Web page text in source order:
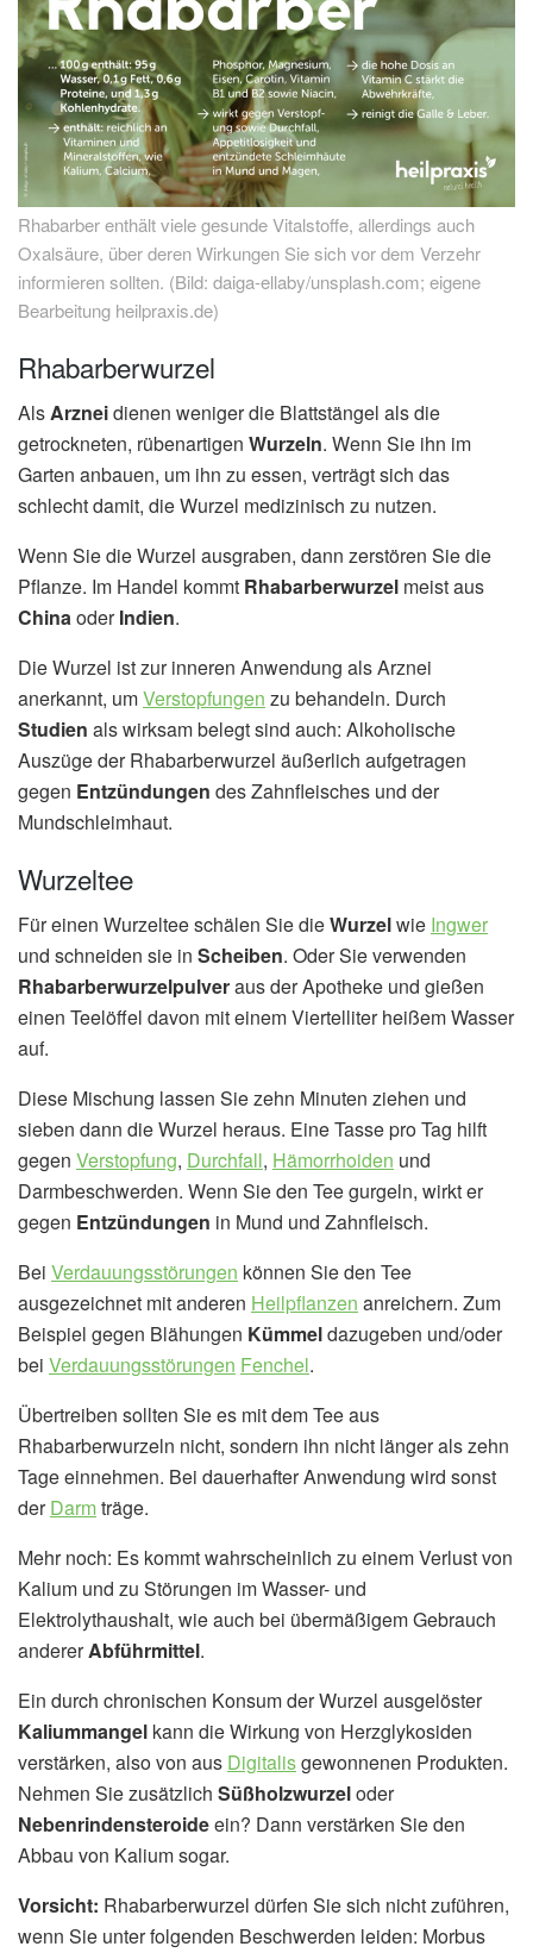
Rhabarber enthält viele gesunde Vitalstoffe, allerdings auch
Oxalsäure, über deren Wirkungen Sie sich vor dem Verzehr
informieren sollten. (Bild: daiga-ellaby/unsplash.com; eigene
Bearbeitung heilpraxis.de)
Rhabarberwurzel
AlsArzneidienen weniger die Blattstängel als die
getrockneten, rübenartigen Wurzeln. Wenn Sie ihn im
Garten anbauen, um ihn zu essen, verträgt sich das
schlecht damit, die Wurzel medizinisch zu nutzen.
Wenn Sie die Wurzel ausgraben, dann zerstören Sie die
Pflanze. Im Handel kommt Rhabarberwurzel meist aus
ChinaoderIndien.
Die Wurzel ist zur inneren Anwendung als Arznei
anerkannt, umVerstopfungen zu behandeln. Durch
Studien als wirksam belegt sind auch: Alkoholische
Auszüge der Rhabarberwurzel äußerlich aufgetragen
gegen Entzündungen des Zahnfleisches und der
Mundschleimhaut.
Wurzeltee
Für einen Wurzeltee schälen Sie dieWurzelwie Ingwer
und schneiden sie in Scheiben. Oder Sie verwenden
Rhabarberwurzelpulveraus der Apotheke und gießen
einen Teelöffel davon mit einem Viertelliter heißem Wasser
auf.
Diese Mischung lassen Sie zehn Minuten ziehen und
sieben dann die Wurzel heraus. Eine Tasse pro Tag hilft
gegen Verstopfung, Durchfall, Hämorrhoiden und
Darmbeschwerden. Wenn Sie den Tee gurgeln, wirkt er
gegen Entzündungen in Mund und Zahnfleisch.
Bei Verdauungsstörungen können Sie den Tee
ausgezeichnet mit anderen Heilpflanzen anreichern. Zum
Beispiel gegen Blähungen Kümmeldazugeben und/oder
bei Verdauungsstörungen Fenchel.
Übertreiben sollten Sie es mit dem Tee aus
Rhabarberwurzeln nicht, sondern ihn nicht länger als zehn
Tage einnehmen. Bei dauerhafter Anwendung wird sonst
derDarmträge.
Mehr noch: Es kommt wahrscheinlich zu einem Verlust von
Kalium und zu Störungen im Wasser- und
Elektrolythaushalt, wie auch bei übermäßigem Gebrauch
andererAbführmittel.
Ein durch chronischen Konsum der Wurzel ausgelöster
Kaliummangel kann die Wirkung von Herzglykosiden
verstärken, also von aus Digitalisgewonnenen Produkten.
Nehmen Sie zusätzlich Süßholzwurzeloder
Nebenrindensteroideein? Dann verstärken Sie den
Abbau von Kalium sogar.
Vorsicht: Rhabarberwurzel dürfen Sie sich nicht zuführen,
wenn Sie unter folgenden Beschwerden leiden: Morbus